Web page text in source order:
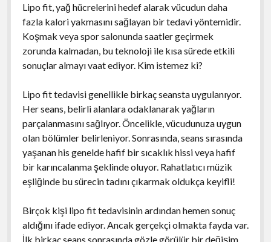
Lipo fit, yağ hücrelerini hedef alarak vücudun daha
fazla kalori yakmasını sağlayan bir tedavi yöntemidir.
Koşmak veya spor salonunda saatler geçirmek
zorunda kalmadan, bu teknoloji ile kısa sürede etkili
sonuçlar almayı vaat ediyor. Kim istemez ki?
Lipo fit tedavisi genellikle birkaç seansta uygulanıyor.
Her seans, belirli alanlara odaklanarak yağların
parçalanmasını sağlıyor. Öncelikle, vücudunuza uygun
olan bölümler belirleniyor. Sonrasında, seans sırasında
yaşanan his genelde hafif bir sıcaklık hissi veya hafif
bir karıncalanma şeklinde oluyor. Rahatlatıcı müzik
eşliğinde bu sürecin tadını çıkarmak oldukça keyifli!
Birçok kişi lipo fit tedavisinin ardından hemen sonuç
aldığını ifade ediyor. Ancak gerçekçi olmakta fayda var.
İlk birkaç seans sonrasında gözle görülür bir değişim